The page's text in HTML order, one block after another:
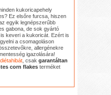
kukoricapehely
Ez elsőre furcsa, hiszen
egyik legnépszerűbb
gabona, de sok gyártó
keveri a kukoricát. Ezért is
a csomagoláson
allergénekre
igazolására!
diétahibát, csak garantáltan
corn flakesterméket